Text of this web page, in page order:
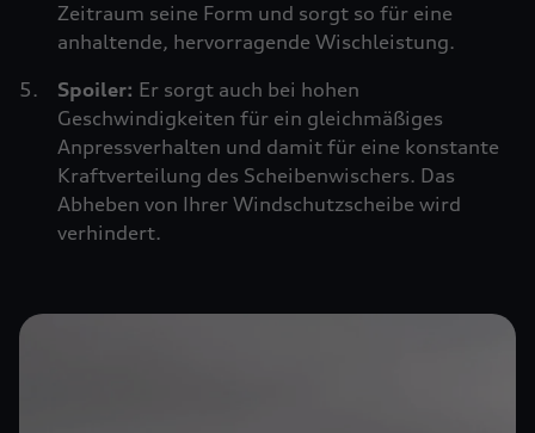
Zeitraum seine Form und sorgt so für eine
anhaltende, hervorragende Wischleistung.
Spoiler: Er sorgt auch bei hohen
Geschwindigkeiten für ein gleichmäßiges
Anpressverhalten und damit für eine konstante
Kraftverteilung des Scheibenwischers. Das
Abheben von Ihrer Windschutzscheibe wird
verhindert.